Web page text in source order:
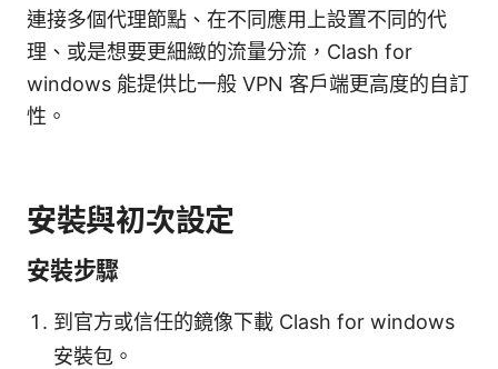
連接多個代理節點、在不同應用上設置不同的代
理、或是想要更細緻的流量分流，Clash for
windows 能提供比一般 VPN 客戶端更高度的自訂
性。
安裝與初次設定
安裝步驟
到官方或信任的鏡像下載 Clash for windows
安裝包。